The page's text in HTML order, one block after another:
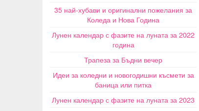
35 най-хубави и оригинални пожелания за
Коледа и Нова Година
Лунен календар с фазите на луната за 2022
година
Трапеза за Бъдни вечер
Идеи за коледни и новогодишни късмети за
баница или питка
Лунен календар с фазите на луната за 2023